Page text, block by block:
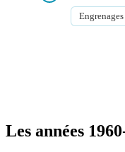
Engrenages
Les années